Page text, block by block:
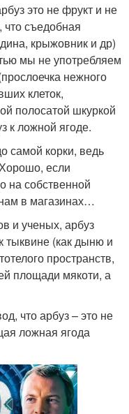
это не фрукт и не
съедобная
крыжовник и др)
мы не употребляем
нежного
клеток,
полосатой шкуркой
к ложной ягоде.
самой корки, ведь
если
на собственной
в магазинах…
и ученых, арбуз
тыквине (как дыню и
пространств,
площади мякоти, а
что арбуз – это не
ложная ягода